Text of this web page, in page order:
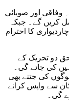
اور صوبائی
کریں گے۔ جبکہ
کا احترام
دو تحریک کے
کی جائے گی۔
کی جتنے بھی
سے واپس کرانے